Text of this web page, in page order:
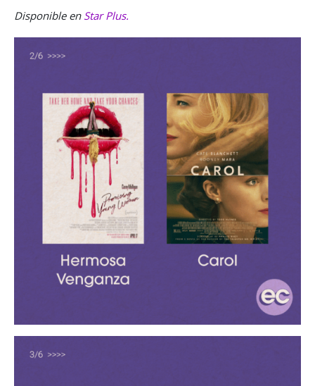
Disponible enStar Plus.